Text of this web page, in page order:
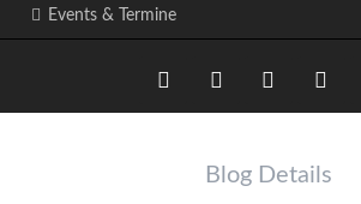
Events & Termine
LinkedIn Google+ Facebook
Blog Details